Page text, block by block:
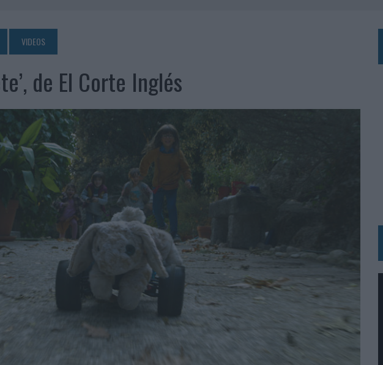
MARCA CON UNA ESTRATEGIA 360º CENTRADA EN EL ORIGEN BARCELONÉS
EL NUEVO SINGLE DE ARÓN PIPER EN UNA EXPERIENCIA DE MARCA EN IBIZA
LA ESTRATEGIA DIGITAL DE LAS MARCAS
LOS RECUERDOS EN SOUVENIRS CON IA
EL SOL, EL ECLIPSE DE 2026 PONDRÁ A PRUEBA LA CREATIVIDAD DE LAS MARCAS
PARA MÁLAGA CF
EMPRESAS ESPAÑOLAS NO INTEGRAN LA INFANCIA EN SU ESTRATEGIA
LIDERANDO EL CONSUMO DE MEDIOS EN VERANO Y SUPERA AL MÓVIL COMO DISPOSITIVO MÁS UTILIZADO
ALCANZA YA AL 62% DE LOS ESPAÑOLES
A KIMBERLY BASTONI COMO NUEVA DIRECTORA COMERCIAL GLOBAL
UNA COLECCIÓN PERSONALIZABLE INSPIRADA EN CORNETTO, CALIPPO Y SOLERO
EL LISTÓN DE LA CREATIVIDAD
RAÍZ URBANA PARA TRANSFORMAR EL PATRIMONIO HISTÓRICO EN ACTIVOS CULTURALES Y ECONÓMICOS
INCORPORA A CASONÁ Y ASUME LA GESTIÓN DE SUS RELACIONES CON LOS MEDIOS
ACERCA EL PARAÍSO CANARIO EN SU ÚLTIMA CAMPAÑA INTERNACIONAL
DE ARIAS): “LA CONSTRUCCIÓN DE MARCA A LARGO PLAZO Y LA MEDICIÓN SON DOS CARAS DE LA MISMA
VIDEOS
de El Corte Inglés